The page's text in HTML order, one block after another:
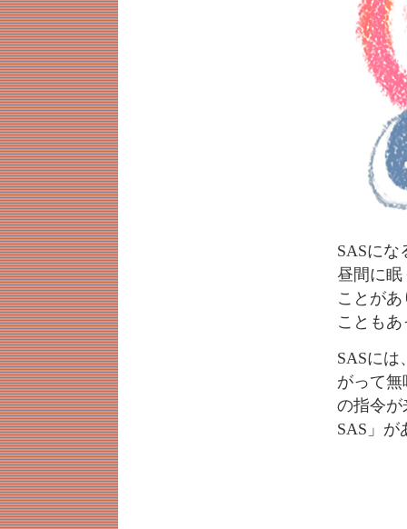
SASに
昼間に
ことが
ことも
SASに
がって
の指令が
SAS」が